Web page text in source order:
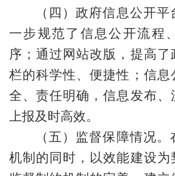
（四）政府信息公开平
一步规范了信息公开流程
序；通过网站改版，提高了
栏的科学性、便捷性；信息
全、责任明确，信息发布、
上报及时高效。
（五）监督保障情况。
机制的同时，以效能建设为